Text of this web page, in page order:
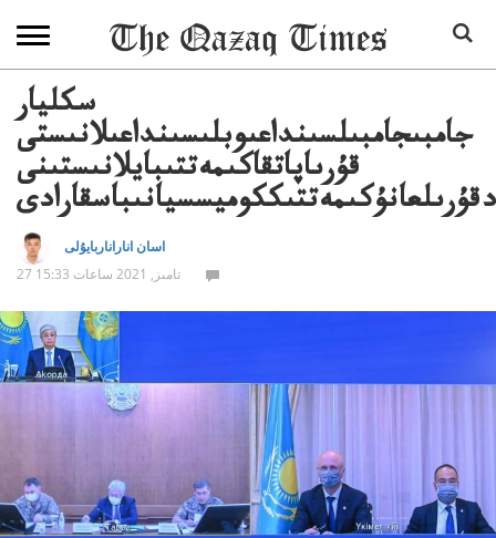
سكليار
جامبىجامبىلسىنداعىوبلىسىنداعىلانىستى
قۇرىاپاتقاكىمەتتىبايلانىستىنى
اسان اناراناربايۇلى
27 تامىز, 2021 ساعات 15:33